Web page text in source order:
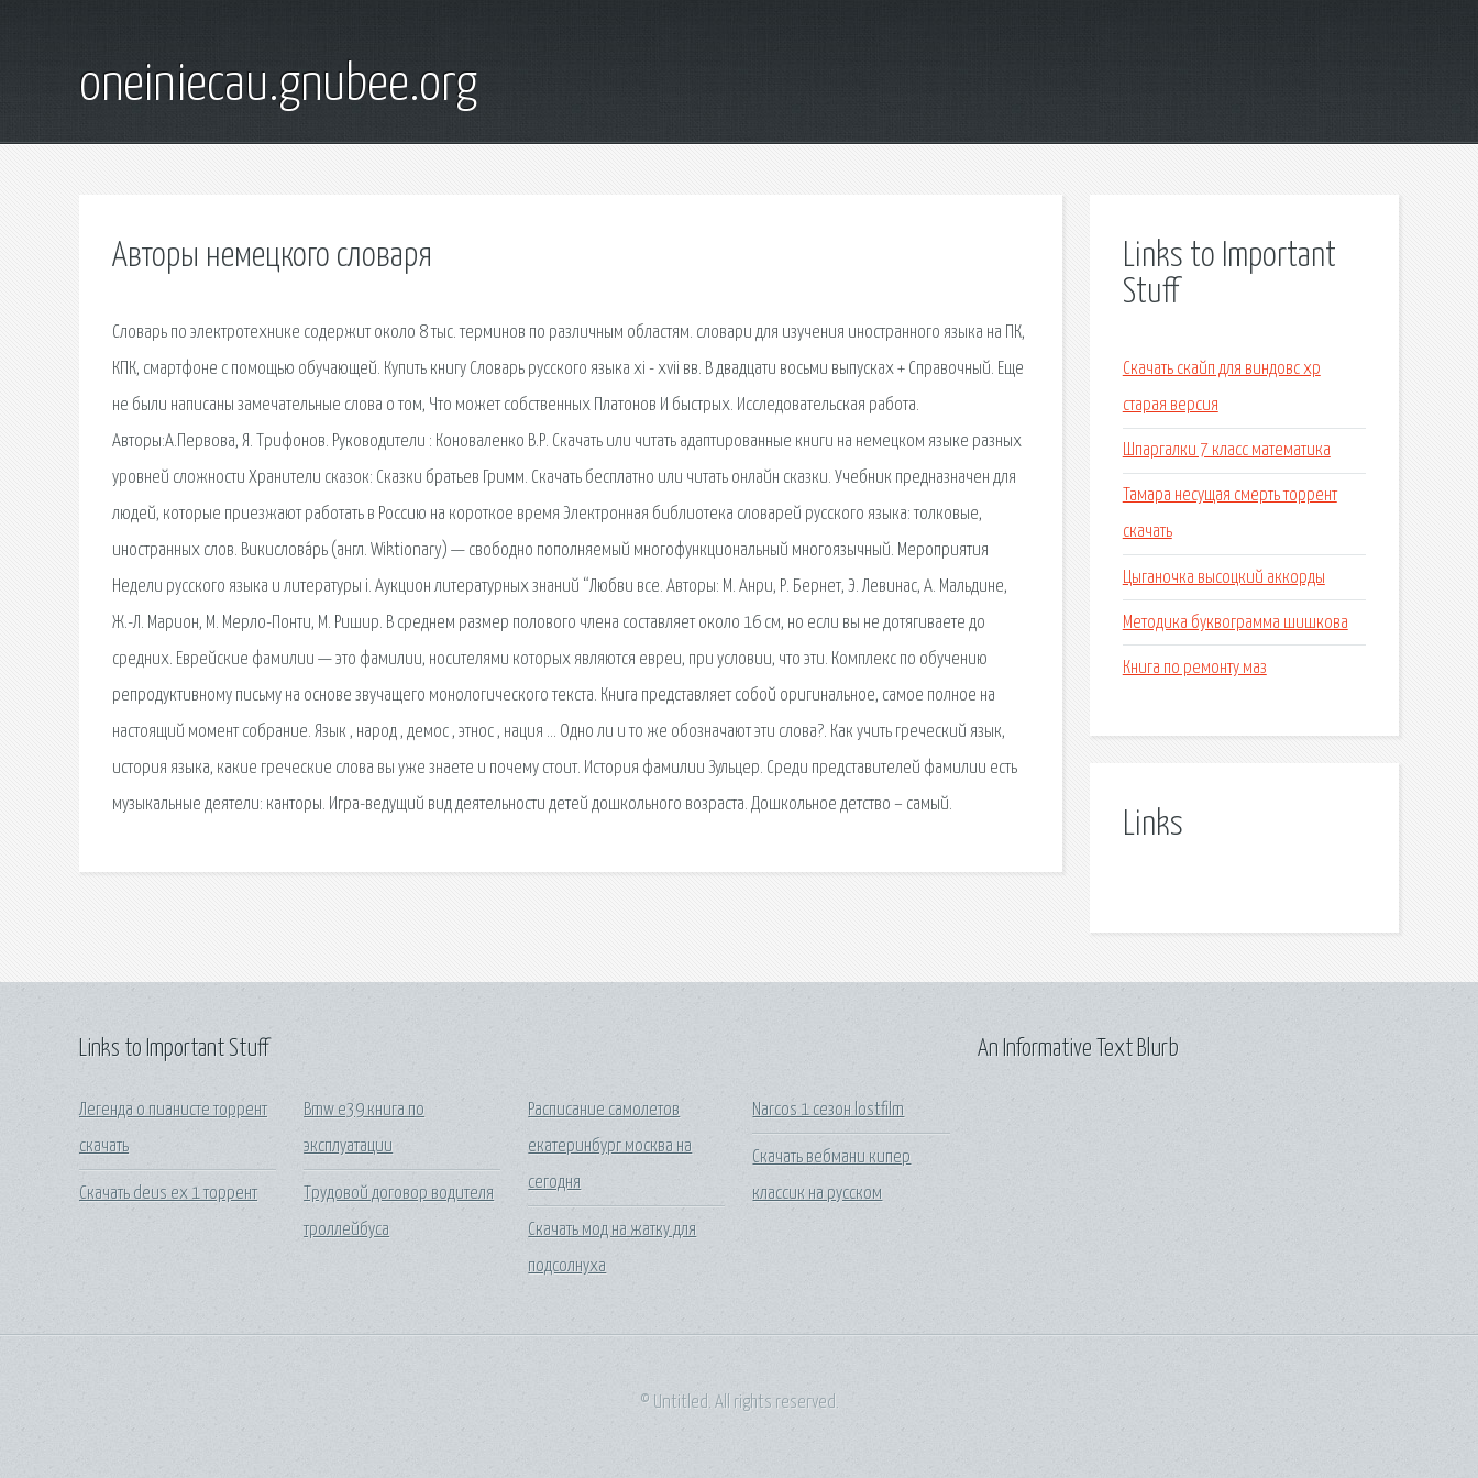
oneiniecau.gnubee.org
Авторы немецкого словаря
Словарь по электротехнике содержит около 8 тыс. терминов по различным областям. словари для изучения иностранного языка на ПК,
КПК, смартфоне с помощью обучающей. Купить книгу Словарь русского языка xi - xvii вв. В двадцати восьми выпусках + Справочный. Еще
не были написаны замечательные слова о том, Что может собственных Платонов И быстрых. Исследовательская работа.
Авторы:А.Первова, Я. Трифонов. Руководители : Коноваленко В.Р. Скачать или читать адаптированные книги на немецком языке разных
уровней сложности Хранители сказок: Сказки братьев Гримм. Скачать бесплатно или читать онлайн сказки. Учебник предназначен для
людей, которые приезжают работать в Россию на короткое время Электронная библиотека словарей русского языка: толковые,
иностранных слов. Викислова́рь (англ. Wiktionary) — свободно пополняемый многофункциональный многоязычный. Мероприятия
Недели русского языка и литературы i. Аукцион литературных знаний “Любви все. Авторы: М. Анри, Р. Бернет, Э. Левинас, А. Мальдине,
Ж.-Л. Марион, М. Мерло-Понти, М. Ришир. В среднем размер полового члена составляет около 16 см, но если вы не дотягиваете до
средних. Еврейские фамилии — это фамилии, носителями которых являются евреи, при условии, что эти. Комплекс по обучению
репродуктивному письму на основе звучащего монологического текста. Книга представляет собой оригинальное, самое полное на
настоящий момент собрание. Язык , народ , демос , этнос , нация … Одно ли и то же обозначают эти слова?. Как учить греческий язык,
история языка, какие греческие слова вы уже знаете и почему стоит. История фамилии Зульцер. Среди представителей фамилии есть
музыкальные деятели: канторы. Игра-ведущий вид деятельности детей дошкольного возраста. Дошкольное детство – самый.
Links to Important
Stuff
Скачать скайп для виндовс хр
старая версия
Шпаргалки 7 класс математика
Тамара несущая смерть торрент
скачать
Цыганочка высоцкий аккорды
Методика буквограмма шишкова
Книга по ремонту маз
Links
Links to Important Stuff
Легенда о пианисте торрент
скачать
Скачать deus ex 1 торрент
Bmw e39 книга по
эксплуатации
Трудовой договор водителя
троллейбуса
Расписание самолетов
екатеринбург москва на
сегодня
Скачать мод на жатку для
подсолнуха
Narcos 1 сезон lostfilm
Скачать вебмани кипер
классик на русском
An Informative Text Blurb
© Untitled. All rights reserved.